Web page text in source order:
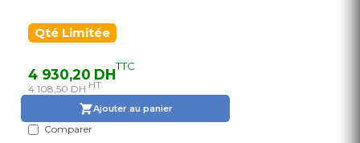
Qté Limitée
4 930,20 DHTTC
4 108,50 DH HT
Ajouter au panier
Comparer